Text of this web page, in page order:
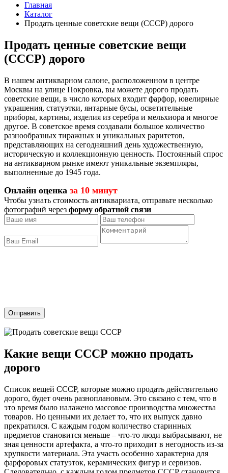
Главная
Каталог
Продать ценные советские вещи (СССР) дорого
Продать ценные советские вещи
(СССР) дорого
В нашем антикварном салоне, расположенном в центре
Москвы на улице Покровка, вы можете дорого продать
советские вещи, в число которых входит фарфор, ювелирные
украшения, статуэтки, янтарные бусы, осветительные
приборы, картины, изделия из серебра и мельхиора и многое
другое. В советское время создавали большое количество
разнообразных тиражных и уникальных раритетов,
представляющих на сегодняшний день художественную,
историческую и коллекционную ценность. Постоянный спрос
на антикварном рынке имеют уникальные экземпляры,
выполненные до 1945 года.
Онлайн оценка за 10 минут
Чтобы узнать стоимость антиквариата, отправьте несколько
фотографий через форму обратной связи
Отправить
Какие вещи СССР можно продать
дорого
Список вещей СССР, которые можно продать действительно
дорого, будет очень разноплановым. Это связано с тем, что в
это время было налажено массовое производства множества
товаров. Но ценными их делает то, что их выпуск давно
прекратился. С каждым годом количество старинных
предметов становится меньше – что-то люди выбрасывают, не
зная ценности артефакта, а что-то приходит в негодность из-за
хрупкости материала. Эта участь особенно характерна для
фарфоровых статуэток, керамических фигур и сервизов.